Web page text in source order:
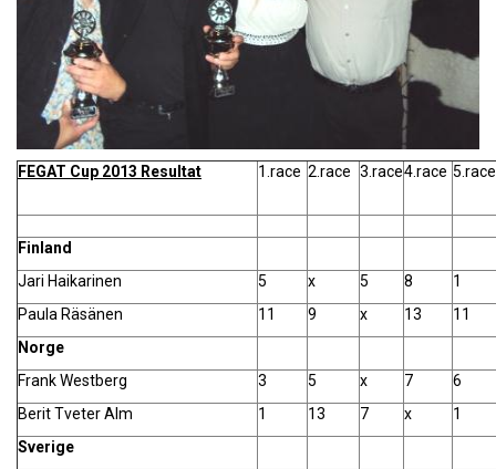
FEGAT Cup 2013 Resultat 1.race 2.race 3.race4.race 5.race
Finland
Jari Haikarinen
5 x 5 8
1
Paula Räsänen
11 9 x 13
11
Norge
Frank Westberg
3 5 x 7
6
Berit Tveter Alm
1 13 7 x
1
Sverige